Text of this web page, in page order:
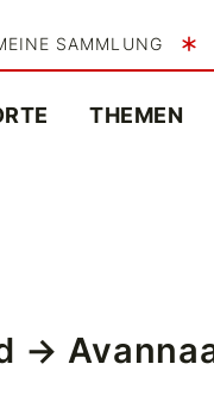
SAMMLUNG
THEMEN
→